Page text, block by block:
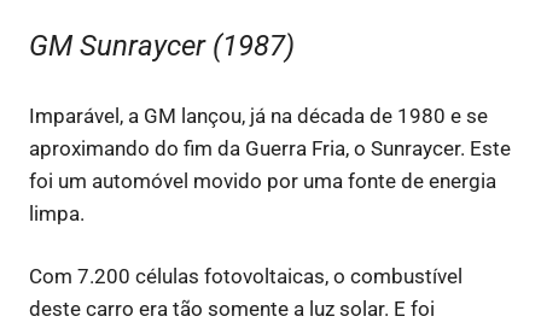
GM Sunraycer (1987)
Imparável, a GM lançou, já na década de 1980 e se
aproximando do fim da Guerra Fria, o Sunraycer. Este
foi um automóvel movido por uma fonte de energia
limpa.
Com 7.200 células fotovoltaicas, o combustível
deste carro era tão somente a luz solar. E foi